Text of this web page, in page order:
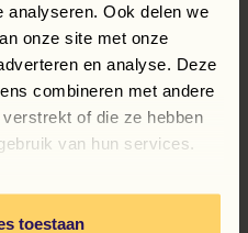
analyseren. Ook delen we
onze site met onze
en analyse. Deze
combineren met andere
of die ze hebben
van hun services.
toestaan